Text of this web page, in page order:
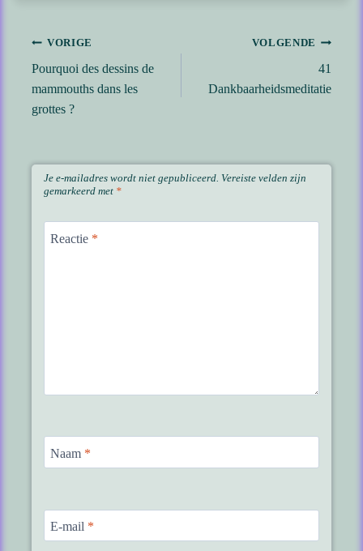
Bericht
navigatie
VORIGE
Pourquoi des dessins de
mammouths dans les
grottes ?
VOLGENDE
41
Dankbaarheidsmeditatie
Je e-mailadres wordt niet gepubliceerd. Vereiste velden zijn
gemarkeerd met *
Reactie *
Naam *
E-mail *